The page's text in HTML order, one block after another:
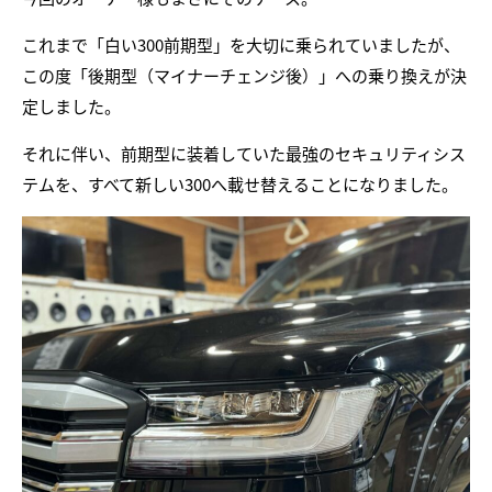
これまで「白い300前期型」を大切に乗られていましたが、
この度「後期型（マイナーチェンジ後）」への乗り換えが決
定しました。
それに伴い、前期型に装着していた最強のセキュリティシス
テムを、すべて新しい300へ載せ替えることになりました。